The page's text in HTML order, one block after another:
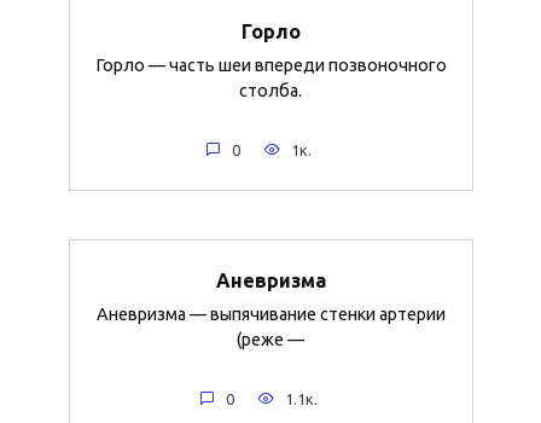
Горло
Горло — часть шеи впереди позвоночного
столба.
0 1к.
Аневризма
Аневризма — выпячивание стенки артерии
(реже —
0 1.1к.